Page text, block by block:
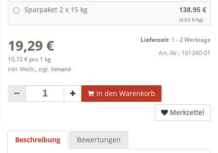
Sparpaket 2 x 15 kg 138,95 €
(4,63 €/kg)
19,29 €
10,72 € pro 1 kg
inkl. MwSt., zzgl. Versand
Lieferzeit: 1 - 2 Werktage
Art.-Nr.: 101340-01
In den Warenkorb
Merkzettel
Beschreibung Bewertungen